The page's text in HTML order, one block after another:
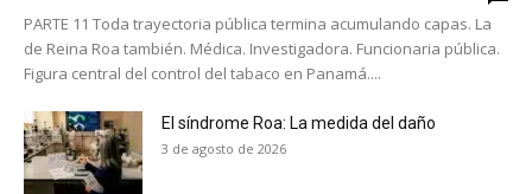
PARTE 11 Toda trayectoria pública termina acumulando capas. La
de Reina Roa también. Médica. Investigadora. Funcionaria pública.
Figura central del control del tabaco en Panamá....
El síndrome Roa: La medida del daño
3 de agosto de 2026